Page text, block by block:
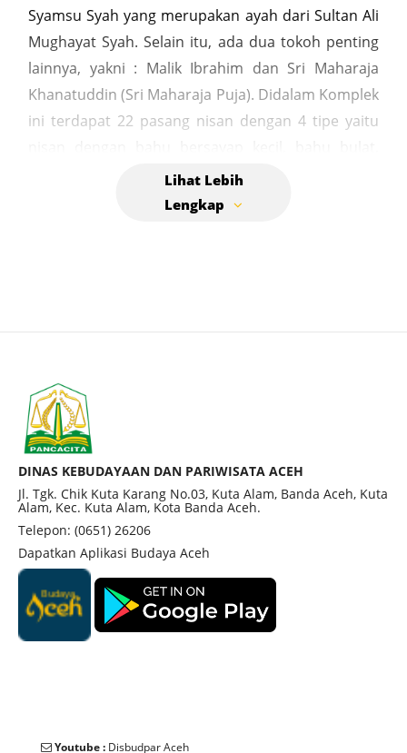
Syamsu Syah yang merupakan ayah dari Sultan Ali
Mughayat Syah. Selain itu, ada dua tokoh penting
lainnya, yakni : Malik Ibrahim dan Sri Maharaja
Khanatuddin (Sri Maharaja Puja). Didalam Komplek
ini terdapat 22 pasang nisan dengan 4 tipe yaitu
menyerupai atap dan nisan tipe plak pling.
DINAS KEBUDAYAAN DAN PARIWISATA ACEH
Jl. Tgk. Chik Kuta Karang No.03, Kuta Alam, Banda Aceh, Kuta
Alam, Kec. Kuta Alam, Kota Banda Aceh.
Telepon: (0651) 26206
Dapatkan Aplikasi Budaya Aceh
Youtube : Disbudpar Aceh